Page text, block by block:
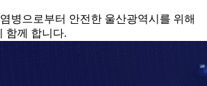
병으로부터 안전한 울산광역시를 위해
함께 합니다.